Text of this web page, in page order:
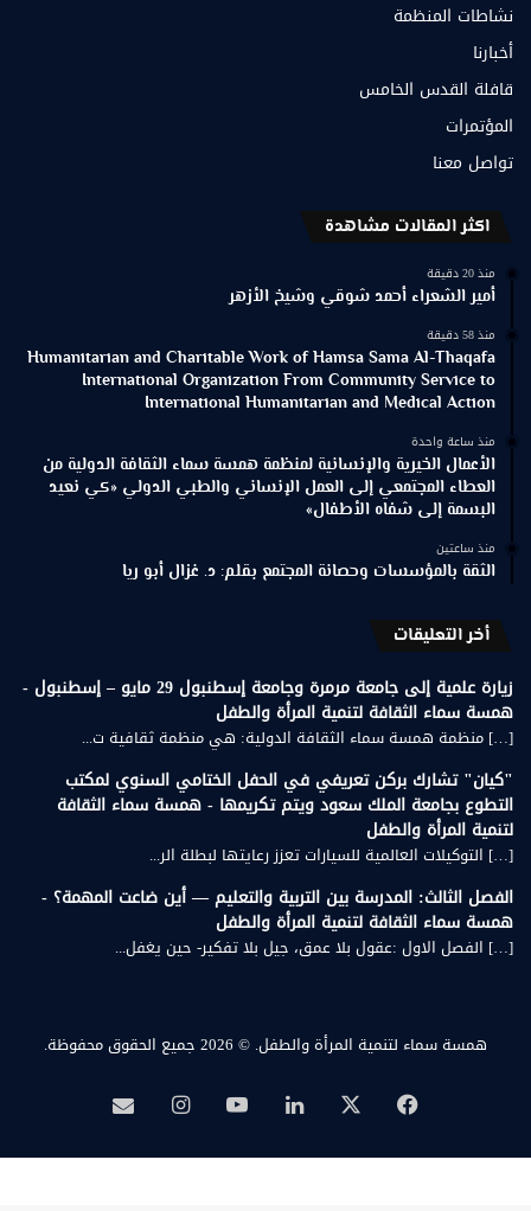
نشاطات المنظمة
أخبارنا
قافلة القدس الخامس
المؤتمرات
تواصل معنا
اكثر المقالات مشاهدة
منذ 20 دقيقة
أمير الشعراء أحمد شوقي وشيخ الأزهر
منذ 58 دقيقة
Humanitarian and Charitable Work of Hamsa Sama Al-Thaqafa
International Organization From Community Service to
International Humanitarian and Medical Action
منذ ساعة واحدة
الأعمال الخيرية والإنسانية لمنظمة همسة سماء الثقافة الدولية من
العطاء المجتمعي إلى العمل الإنساني والطبي الدولي «كي نعيد
البسمة إلى شفاه الأطفال»
منذ ساعتين
الثقة بالمؤسسات وحصانة المجتمع بقلم: د. غزال أبو ريا
أخر التعليقات
زيارة علمية إلى جامعة مرمرة وجامعة إسطنبول 29 مايو – إسطنبول -
همسة سماء الثقافة لتنمية المرأة والطفل
[…] منظمة همسة سماء الثقافة الدولية: هي منظمة ثقافية ت...
"كيان" تشارك بركن تعريفي في الحفل الختامي السنوي لمكتب
التطوع بجامعة الملك سعود ويتم تكريمها - همسة سماء الثقافة
لتنمية المرأة والطفل
[…] التوكيلات العالمية للسيارات تعزز رعايتها لبطلة الر...
الفصل الثالث: المدرسة بين التربية والتعليم — أين ضاعت المهمة؟ -
همسة سماء الثقافة لتنمية المرأة والطفل
[…] الفصل الاول :عقول بلا عمق، جيل بلا تفكير- حين يغفل...
همسة سماء لتنمية المرأة والطفل. © 2026 جميع الحقوق محفوظة.
فيسبوك لينكدإن‫YouTubeانستقرامبريد
همسة